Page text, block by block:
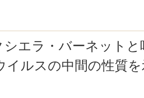
シエラ・バーネット
イルスの中間の性質